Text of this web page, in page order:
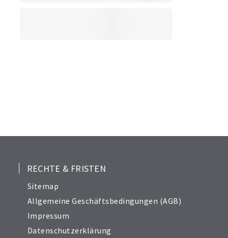
RECHTE & FRISTEN
Sitemap
Allgemeine Geschäftsbedingungen (AGB)
Impressum
Datenschutzerklärung